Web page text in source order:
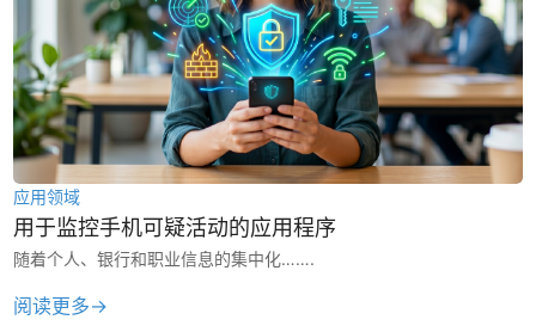
应用领域
用于监控手机可疑活动的应用程序
随着个人、银行和职业信息的集中化…….
阅读更多→